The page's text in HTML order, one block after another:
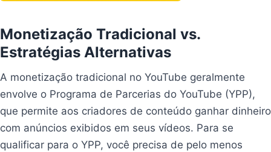
Monetização Tradicional vs.
Estratégias Alternativas
A monetização tradicional no YouTube geralmente
envolve o Programa de Parcerias do YouTube (YPP),
que permite aos criadores de conteúdo ganhar dinheiro
com anúncios exibidos em seus vídeos. Para se
qualificar para o YPP, você precisa de pelo menos